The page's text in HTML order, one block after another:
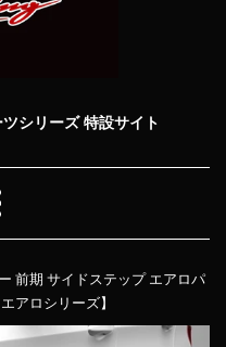
シリーズ 特設サイト
前期 サイドステップ エアロパ
アロシリーズ】